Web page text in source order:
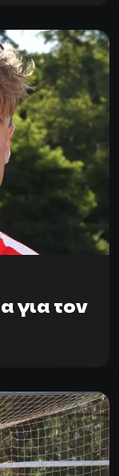
για τον